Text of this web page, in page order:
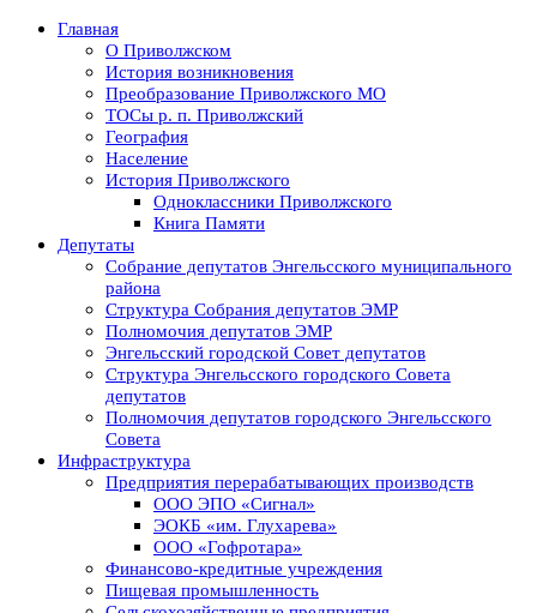
Главная
О Приволжском
История возникновения
Преобразование Приволжского МО
ТОСы р. п. Приволжский
География
Население
История Приволжского
Одноклассники Приволжского
Книга Памяти
Депутаты
Собрание депутатов Энгельсского муниципального
района
Структура Собрания депутатов ЭМР
Полномочия депутатов ЭМР
Энгельсский городской Совет депутатов
Структура Энгельсского городского Совета
депутатов
Полномочия депутатов городского Энгельсского
Совета
Инфраструктура
Предприятия перерабатывающих производств
ООО ЭПО «Сигнал»
ЭОКБ «им. Глухарева»
ООО «Гофротара»
Финансово-кредитные учреждения
Пищевая промышленность